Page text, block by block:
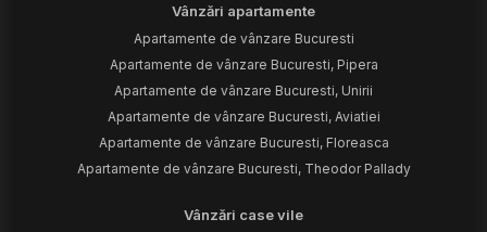
Vânzări apartamente
Apartamente de vânzare Bucuresti
Apartamente de vânzare Bucuresti, Pipera
Apartamente de vânzare Bucuresti, Unirii
Apartamente de vânzare Bucuresti, Aviatiei
Apartamente de vânzare Bucuresti, Floreasca
Apartamente de vânzare Bucuresti, Theodor Pallady
Vânzări case vile